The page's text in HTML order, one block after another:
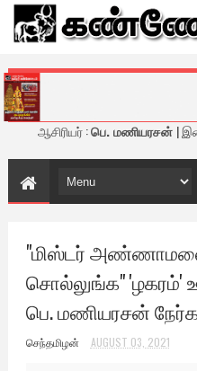
கண்ணோட்டம் -
ஆசிரியர் :பெ. மணியரசன் |
"மிஸ்டர்
சொல்லுங்க" 'ழகரம்'
பெ. மணியரசன்
செந்தமிழன் AUGUST 03, 2021